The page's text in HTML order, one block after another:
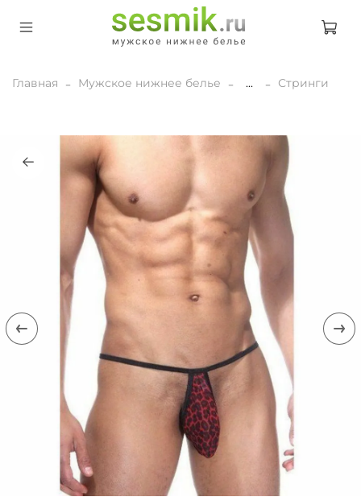
Главная Мужское нижнее белье ... Стринги